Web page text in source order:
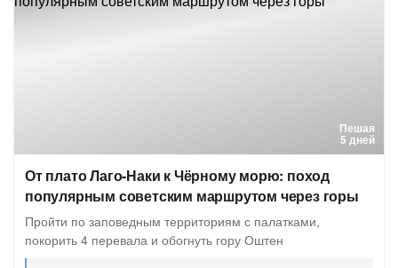
Пешая
5 дней
От плато Лаго-Наки к Чёрному морю: поход
популярным советским маршрутом через горы
Пройти по заповедным территориям с палатками,
покорить 4 перевала и обогнуть гору Оштен